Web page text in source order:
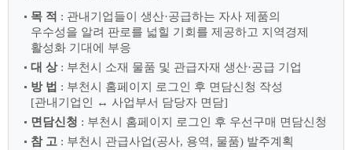
목 적 : 관내기업들이 생산·공급하는 자사 제품의
우수성을 알려 판로를 넓힐 기회를 제공하고 지역경제
활성화 기대에 부응
대 상: 부천시 소재 물품 및 관급자재 생산·공급 기업
방 법 : 부천시 홈페이지 로그인 후 면담신청 작성
[관내기업인 ↔ 사업부서 담당자 면담]
면담신청 : 부천시 홈페이지 로그인 후 우선구매 면담신청
참 고 : 부천시 관급사업(공사, 용역, 물품) 발주계획